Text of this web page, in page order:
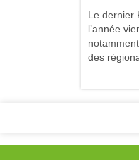
Le dernier
l’année
des